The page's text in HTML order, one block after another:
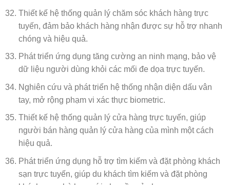
Thiết kế hệ thống quản lý chăm sóc khách hàng trực
tuyến, đảm bảo khách hàng nhận được sự hỗ trợ nhanh
chóng và hiệu quả.
Phát triển ứng dụng tăng cường an ninh mạng, bảo vệ
dữ liệu người dùng khỏi các mối đe dọa trực tuyến.
Nghiên cứu và phát triển hệ thống nhận diện dấu vân
tay, mở rộng phạm vi xác thực biometric.
Thiết kế hệ thống quản lý cửa hàng trực tuyến, giúp
người bán hàng quản lý cửa hàng của mình một cách
hiệu quả.
Phát triển ứng dụng hỗ trợ tìm kiếm và đặt phòng khách
sạn trực tuyến, giúp du khách tìm kiếm và đặt phòng